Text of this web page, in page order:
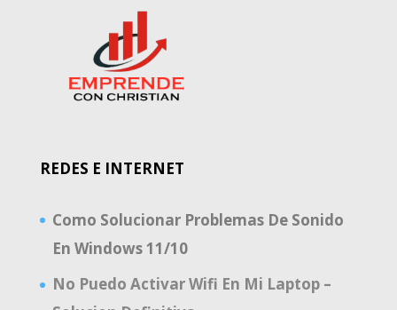
REDES E INTERNET
Como Solucionar Problemas De Sonido
En Windows 11/10
No Puedo Activar Wifi En Mi Laptop –